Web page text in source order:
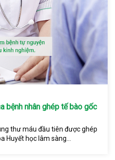
bệnh nhân ghép tế bào gốc
thư máu đầu tiên được ghép
Huyết học lâm sàng...